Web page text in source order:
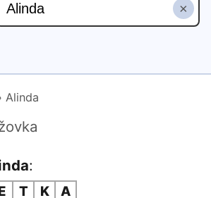
×
Alinda
:
T K A